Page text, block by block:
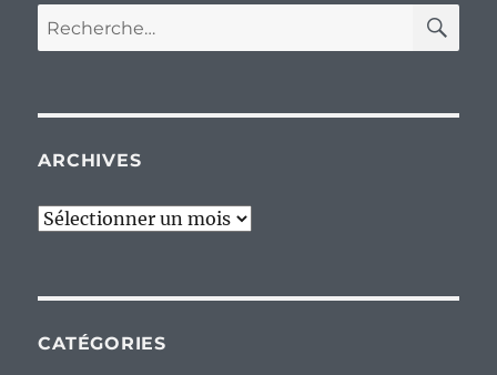
Recherche
pour :
ARCHIVES
Archives
CATÉGORIES